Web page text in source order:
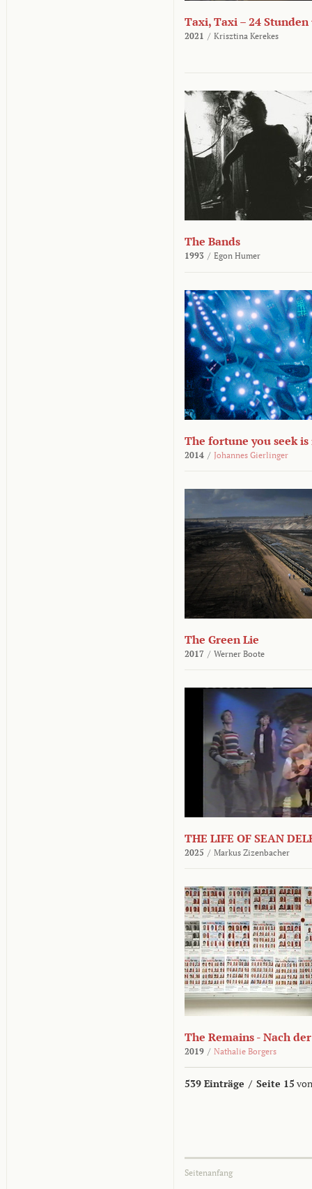
Taxi, Taxi – 24
2021 / Krisztina Kerekes
The Bands
1993 / Egon Humer
The fortune you seek
2014 / Johannes Gierlinger
The Green Lie
2017 / Werner Boote
THE LIFE OF SEAN
2025 / Markus Zizenbacher
The Remains - Nach
2019 / Nathalie Borgers
539 Einträge / Seite 15
Seitenanfang